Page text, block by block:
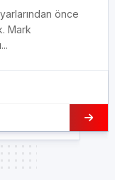
önce
Mark